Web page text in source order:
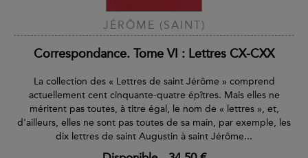
JÉRÔME (SAINT)
Correspondance. Tome VI : Lettres CX-CXX
La collection des « Lettres de saint Jérôme » comprend
actuellement cent cinquante-quatre épîtres. Mais elles ne
méritent pas toutes, à titre égal, le nom de « lettres », et,
d'ailleurs, elles ne sont pas toutes de sa main, par exemple, les
dix lettres de saint Augustin à saint Jérôme...